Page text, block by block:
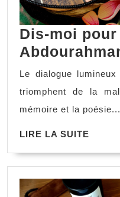
Dis-moi
Le dialogue
triomphent de la
mémoire et la poésie...
LIRE LA SUITE